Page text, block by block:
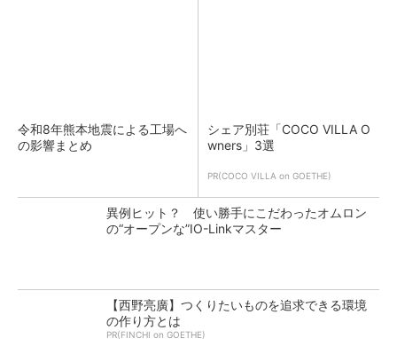
令和8年熊本地震による工場へ
の影響まとめ
シェア別荘「COCO VILLA O
wners」3選
PR(COCO VILLA on GOETHE)
異例ヒット？ 使い勝手にこだわったオムロン
の“オープンな”IO-Linkマスター
【西野亮廣】つくりたいものを追求できる環境
の作り方とは
PR(FINCHI on GOETHE)